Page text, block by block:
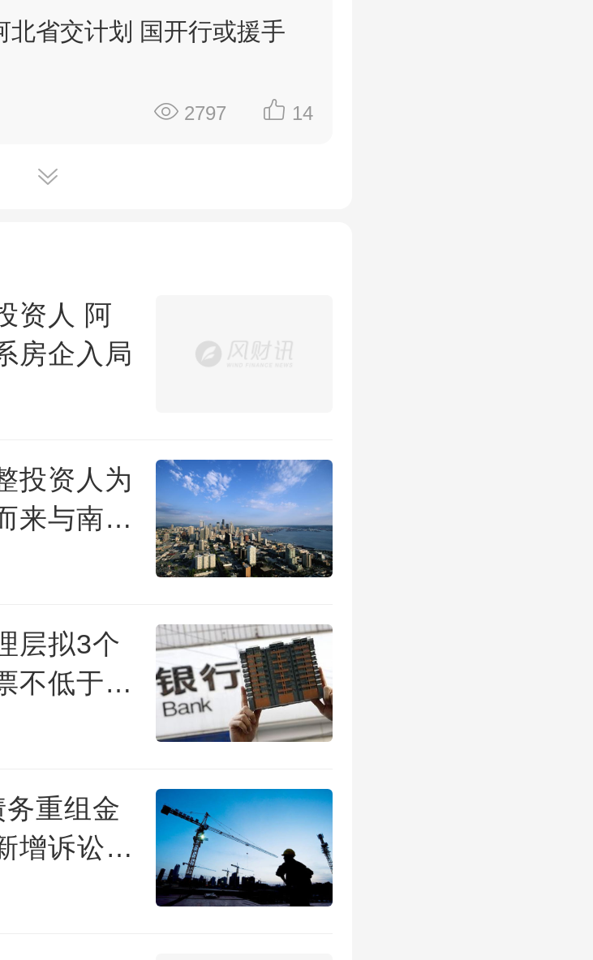
北省交计划 国开行或援手
2797 14
资人 阿
房企入局
投资人为
来与南阳
层拟3个
不低于
重组金
增诉讼